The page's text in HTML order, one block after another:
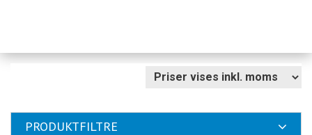
PRODUKTFILTRE